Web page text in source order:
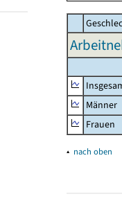
Männer
Frauen
▴ nach oben